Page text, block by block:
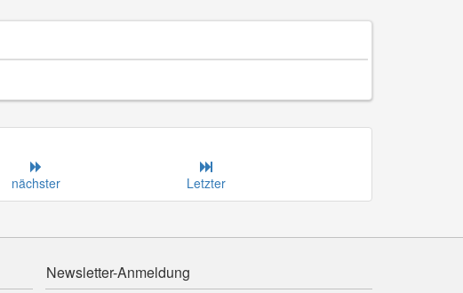
nächster Letzter
Newsletter-Anmeldung